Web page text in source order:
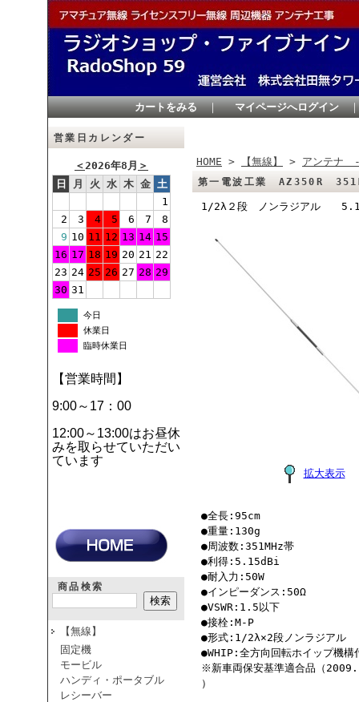
カートをみる ｜ マイページへログイン
営業日カレンダー
＜2026年8月 ＞
日
月 火 水 木 金 土
1
2
3 4 5 6 7
8
9 10 11 12 13 14 15
16 17 18 19 20 21 22
23 24 25 26 27 28 29
30 31
今日
休業日
臨時休業日
【営業時間】
9:00～17：00
12:00～13:00はお昼休
みを取らせていただい
ています
商品検索
【無線】
固定機
モービル
ハンディ・ポータブル
レシーバー
HOME > 【無線】 > アンテナ
第一電波工業 AZ350R
1/2λ２段 ノンラジアル
拡大表示
●全長:95cm
●重量:130g
●周波数:351MHz帯
●利得:5.15dBi
●耐入力:50W
●インピーダンス:50Ω
●VSWR:1.5以下
●接栓:M-P
●形式:1/2λ×2段ノンラジアル
●WHIP:全方向回転ホイップ機構
※新車両保安基準適合品（
）